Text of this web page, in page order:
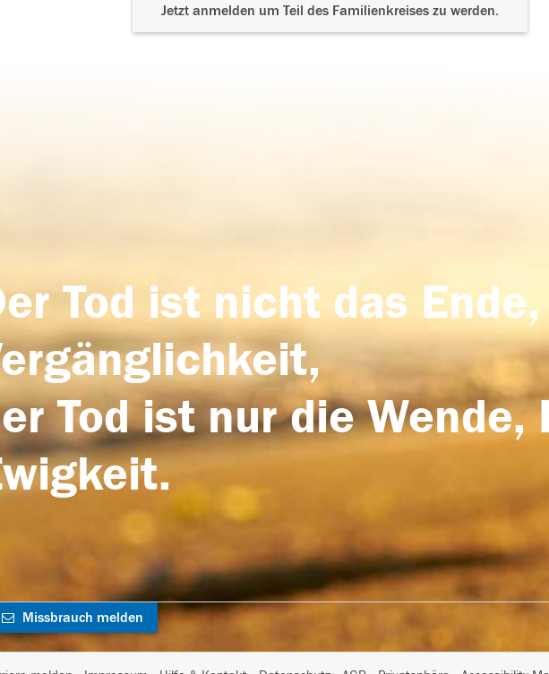
Jetzt anmelden um Teil des Familienkreises zu werden.
Tod ist nicht das
Tod ist nur die Wende,
Missbrauch melden